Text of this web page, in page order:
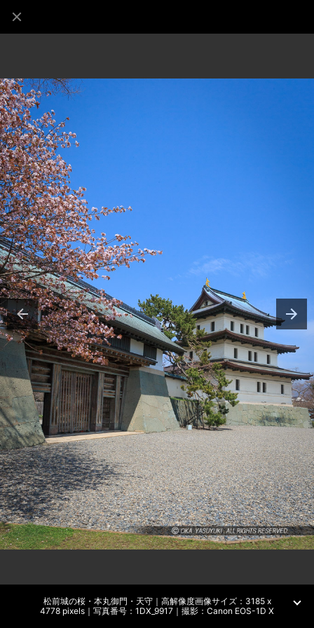
松前城の桜・本丸御門・天守｜高解像度画像サイズ：3185 x
4778 pixels｜写真番号：1DX_9917｜撮影：Canon EOS-1D X